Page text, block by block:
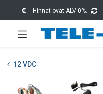
Hinnat ovat ALV 0%.
12 VDC